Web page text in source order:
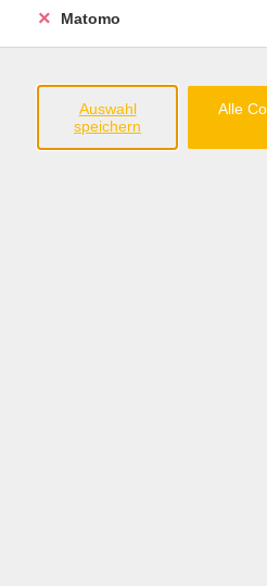
im Landkreis Grafschaft Bentheim
Steinmaate 2
Matomo
Auswahl
speichern
Alle